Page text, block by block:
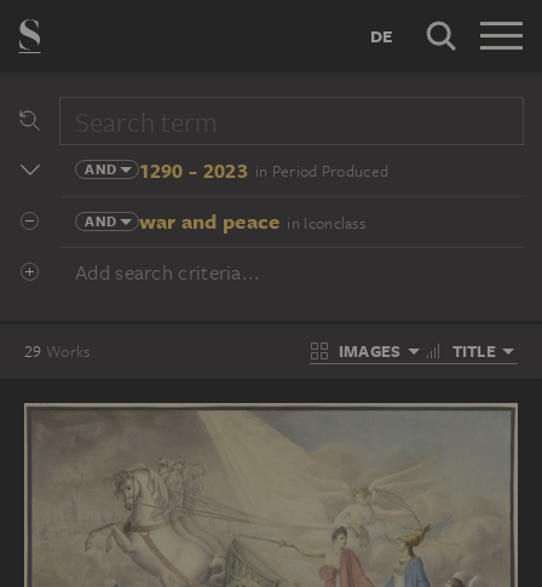
DE
AND 1290 - 2023 in Period Produced
AND war and peace in Iconclass
Add search criteria...
29 Works IMAGES TITLE